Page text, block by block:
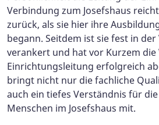
Verbindung zum Josefshaus
zurück, als sie hier ihre
begann. Seitdem ist sie fest in
verankert und hat vor Kurzem
Einrichtungsleitung erfolgreich
bringt nicht nur die fachliche
auch ein tiefes Verständnis für
Menschen im Josefshaus mit.